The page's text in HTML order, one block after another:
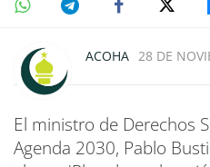
ACOHA 28 DE
El ministro de Derechos
Agenda 2030, Pablo